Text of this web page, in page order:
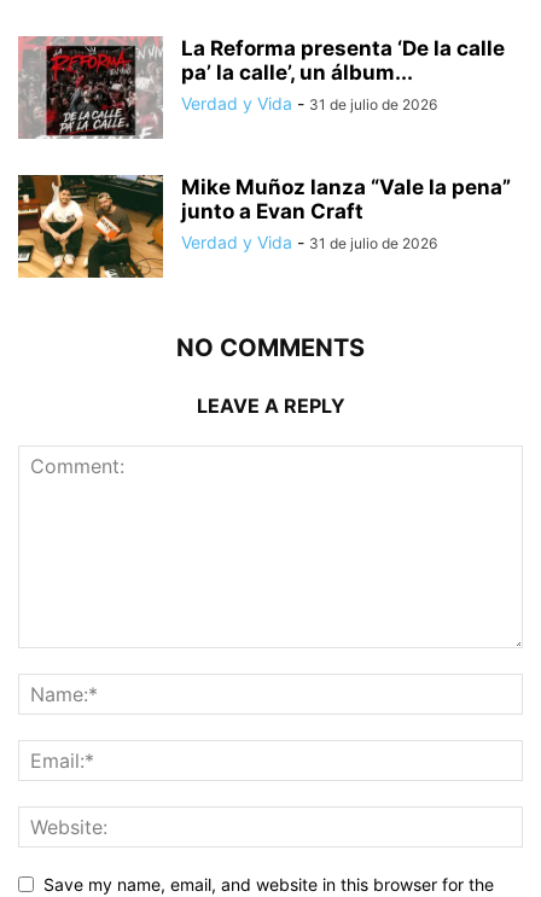
La Reforma presenta ‘De la calle
pa’ la calle’, un álbum...
Verdad y Vida - 31 de julio de 2026
Mike Muñoz lanza “Vale la pena”
junto a Evan Craft
Verdad y Vida - 31 de julio de 2026
NO COMMENTS
LEAVE A REPLY
Save my name, email, and website in this browser for the